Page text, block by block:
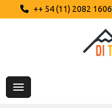
++ 54 (11) 2082 1606